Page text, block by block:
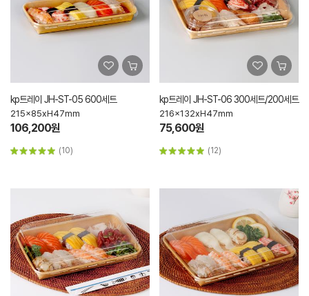
kp트레이 JH-ST-05 600세트
215x85xH47mm
106,200원
(10)
kp트레이 JH-ST-06 300세트/200세트
216x132xH47mm
75,600원
(12)